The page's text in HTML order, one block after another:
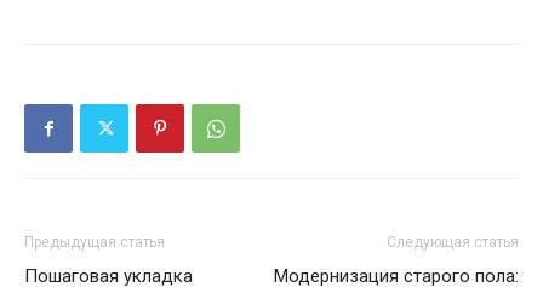
Предыдущая статья
Пошаговая укладка
Следующая статья
Модернизация старого пола: